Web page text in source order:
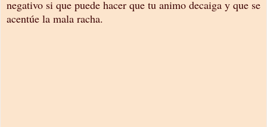
negativo si que puede hacer que tu animo decaiga y que se
acentúe la mala racha.